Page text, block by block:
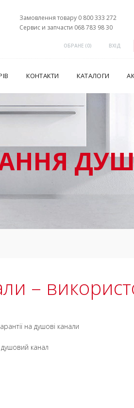
Замовлення товару 0 800 333 272
Сервис и запчасти 068 783 98 30
ОБРАНЕ (0) ВХІД
КОНТАКТИ КАТАЛОГИ
–
на душові канали
душовий канал